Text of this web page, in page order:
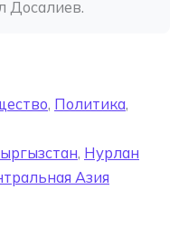
Досалиев.
, Политика,
, Нурлан
Азия